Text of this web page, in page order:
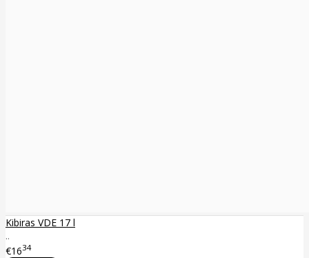
Kibiras VDE 17 l
..
€1634